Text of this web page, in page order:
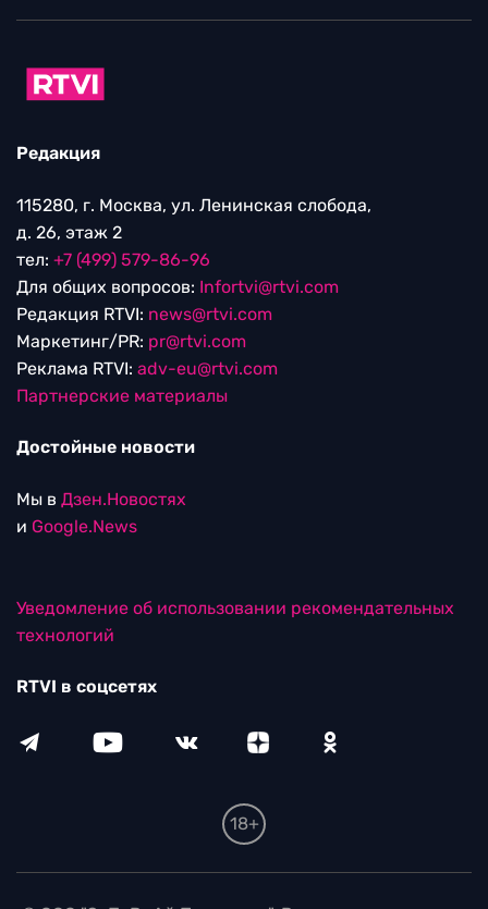
Редакция
115280, г. Москва, ул. Ленинская слобода,
д. 26, этаж 2
тел: +7 (499) 579-86-96
Для общих вопросов: Infortvi@rtvi.com
Редакция RTVI: news@rtvi.com
Маркетинг/PR: pr@rtvi.com
Реклама RTVI: adv-eu@rtvi.com
Партнерские материалы
Достойные новости
Мы в Дзен.Новостях
и Google.News
Уведомление об использовании рекомендательных
технологий
RTVI в соцсетях
18+